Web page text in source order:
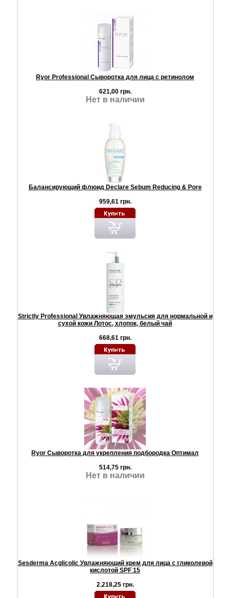
Ryor Professional Сыворотка для лица с ретинолом
621,00 грн.
Нет в наличии
Балансирующий флюид Declare Sebum Reducing & Pore
959,61 грн.
Strictly Professional Увлажняющая эмульсия для нормальной и
сухой кожи Лотос, хлопок, белый чай
668,61 грн.
Ryor Сыворотка для укрепления подбородка Оптимал
514,75 грн.
Нет в наличии
Sesderma Acglicolic Увлажняющий крем для лица с гликолевой
кислотой SPF 15
2.218,25 грн.